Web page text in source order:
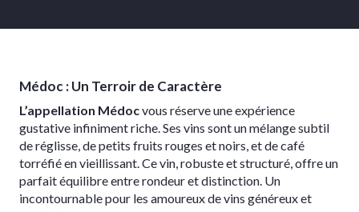
Médoc : Un Terroir de Caractère
L’appellation Médocvous réserve une expérience
gustative infiniment riche. Ses vins sont un mélange subtil
de réglisse, de petits fruits rouges et noirs, et de café
torréfié en vieillissant. Ce vin, robuste et structuré, offre un
parfait équilibre entre rondeur et distinction. Un
incontournable pour les amoureux de vins généreux et